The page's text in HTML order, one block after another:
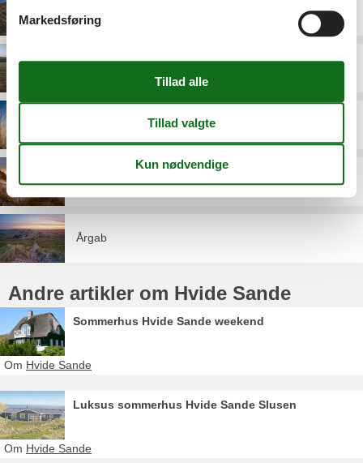
Skodbjerge
Årgab
Andre artikler om Hvide Sande
Sommerhus Hvide Sande weekend
Om Hvide Sande
Luksus sommerhus Hvide Sande Slusen
Om Hvide Sande
Markedsføring